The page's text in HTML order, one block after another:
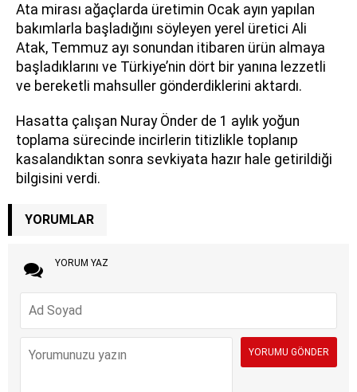
Ata mirası ağaçlarda üretimin Ocak ayın yapılan
bakımlarla başladığını söyleyen yerel üretici Ali
Atak, Temmuz ayı sonundan itibaren ürün almaya
başladıklarını ve Türkiye’nin dört bir yanına lezzetli
ve bereketli mahsuller gönderdiklerini aktardı.
Hasatta çalışan Nuray Önder de 1 aylık yoğun
toplama sürecinde incirlerin titizlikle toplanıp
kasalandıktan sonra sevkiyata hazır hale getirildiği
bilgisini verdi.
YORUMLAR
YORUM YAZ